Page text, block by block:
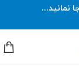
نمانید...